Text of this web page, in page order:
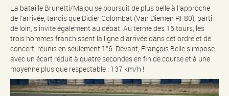
La bataille Brunetti/Majou se poursuit de plus belle à l’approche
de l’arrivée, tandis que Didier Colombat (Van Diemen RF80), parti
de loin, s’invite également au débat. Au terme des 15 tours, les
trois hommes franchissent la ligne d’arrivée dans cet ordre et de
concert, réunis en seulement 1’’6. Devant, François Belle s’impose
avec un écart réduit à quatre secondes en fin de course et à une
moyenne plus que respectable : 137 km/h !